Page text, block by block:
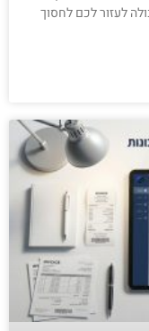
לעזור לכם לחסוך